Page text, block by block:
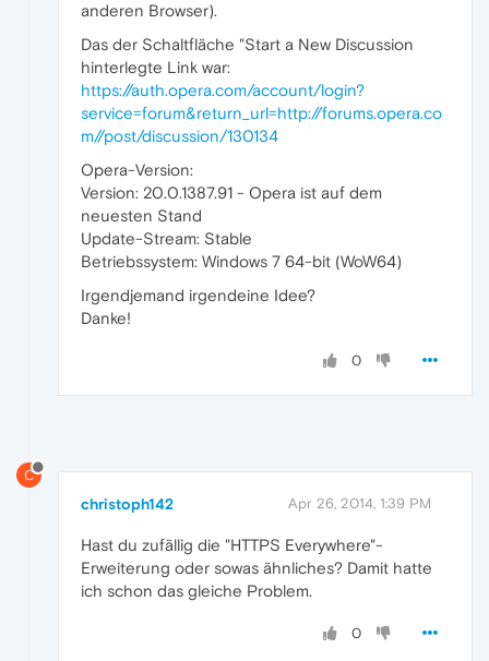
anderen Browser).
Das der Schaltfläche "Start a New Discussion
hinterlegte Link war:
https://auth.opera.com/account/login?
service=forum&return_url=http://forums.opera.co
m//post/discussion/130134
Opera-Version:
Version: 20.0.1387.91 - Opera ist auf dem
neuesten Stand
Update-Stream: Stable
Betriebssystem: Windows 7 64-bit (WoW64)
Irgendjemand irgendeine Idee?
Danke!
0
C
christoph142 Apr 26, 2014, 1:39 PM
Hast du zufällig die "HTTPS Everywhere"-
Erweiterung oder sowas ähnliches? Damit hatte
ich schon das gleiche Problem.
0